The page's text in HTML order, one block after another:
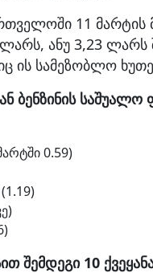
11 მარტის
ანუ 3,23 ლარს
ის სამეზობლო
ბენზინის საშუალო
0.59)
შემდეგი 10